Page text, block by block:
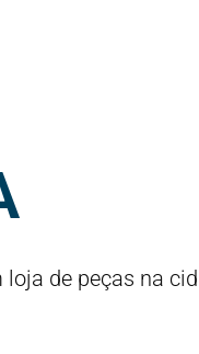
de peças na